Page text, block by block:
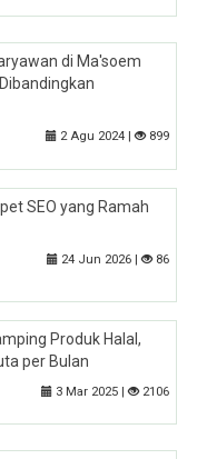
di Ma'soem
2 Agu 2024 | 899
SEO yang Ramah
24 Jun 2026 | 86
Produk Halal,
per Bulan
3 Mar 2025 | 2106